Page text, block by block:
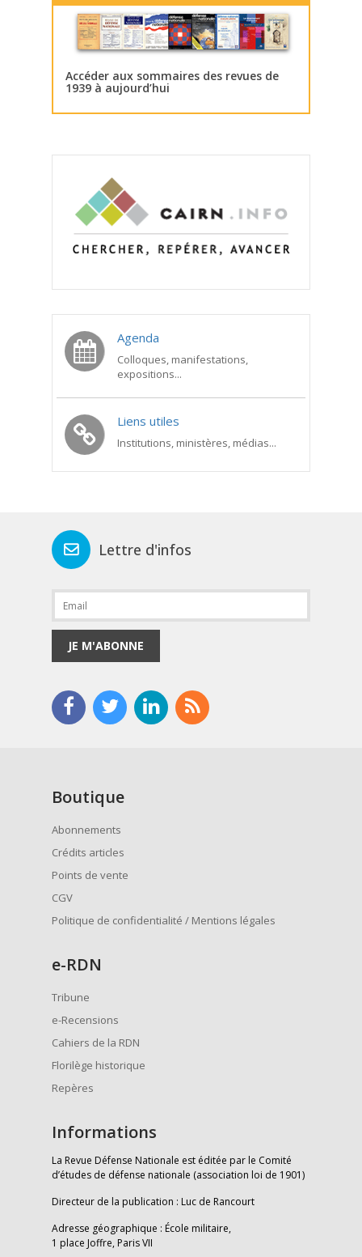
Accéder aux sommaires des revues de
1939 à aujourd’hui
Agenda
Colloques, manifestations,
expositions...
Liens utiles
Institutions, ministères, médias...
Lettre d'infos
JE M'ABONNE
Boutique
Abonnements
Crédits articles
Points de vente
CGV
Politique de confidentialité / Mentions légales
e-RDN
Tribune
e-Recensions
Cahiers de la RDN
Florilège historique
Repères
Informations
La Revue Défense Nationale est éditée par le Comité
d’études de défense nationale (association loi de 1901)
Directeur de la publication : Luc de Rancourt
Adresse géographique : École militaire,
1 place Joffre, Paris VII